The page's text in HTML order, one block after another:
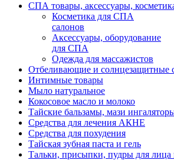
СПА товары, аксессуары,
Косметика для СПА
салонов
Аксессуары, оборудование
для СПА
Одежда для массажистов
Отбеливающие и солнцезащитные
Интимные товары
Мыло натуральное
Кокосовое масло и молоко
Тайские бальзамы, мази
Средства для лечения АКНЕ
Средства для похудения
Тайская зубная паста и гель
Тальки, присыпки, пудры для лица